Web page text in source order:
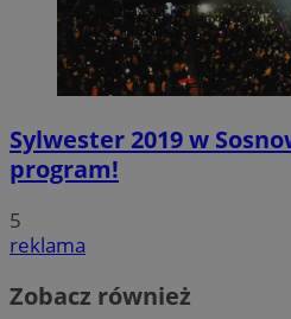
Sylwester 2019 w
program!
5
reklama
Zobacz również